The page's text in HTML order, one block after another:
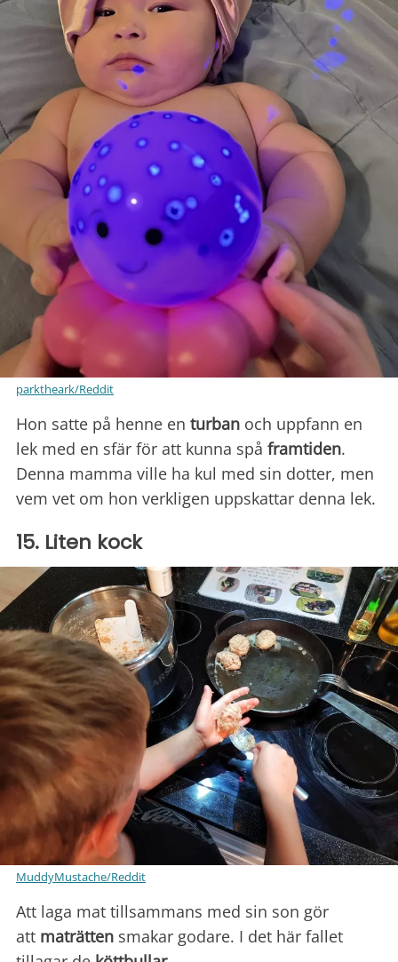
parktheark/Reddit
Hon satte på henne en turban och uppfann en
lek med en sfär för att kunna spå framtiden.
Denna mamma ville ha kul med sin dotter, men
vem vet om hon verkligen uppskattar denna lek.
15. Liten kock
MuddyMustache/Reddit
Att laga mat tillsammans med sin son gör
att maträtten smakar godare. I det här fallet